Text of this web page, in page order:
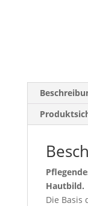
Hautbild.
Die Basis